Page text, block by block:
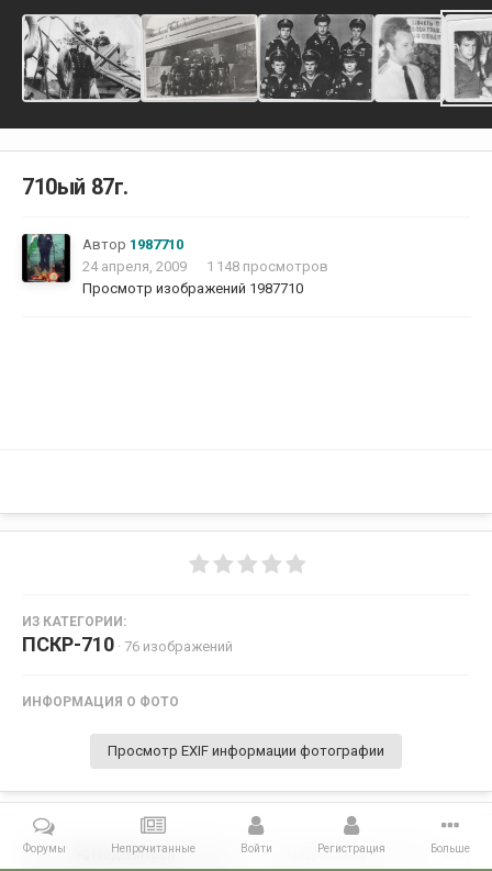
710ый 87г.
Автор 1987710
24 апреля, 2009
1 148 просмотров
Просмотр изображений 1987710
ИЗ КАТЕГОРИИ:
ПСКР-710 · 76 изображений
ИНФОРМАЦИЯ О ФОТО
Просмотр EXIF информации фотографии
Поделиться Подписчики 0
Форумы Непрочитанные Войти Регистрация Больше